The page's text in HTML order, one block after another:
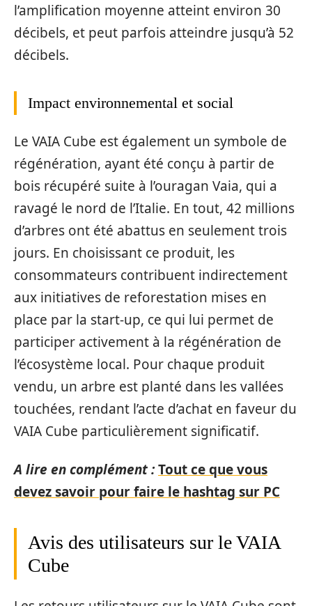
l’amplification moyenne atteint environ 30
décibels, et peut parfois atteindre jusqu’à 52
décibels.
Impact environnemental et social
Le VAIA Cube est également un symbole de
régénération, ayant été conçu à partir de
bois récupéré suite à l’ouragan Vaia, qui a
ravagé le nord de l’Italie. En tout, 42 millions
d’arbres ont été abattus en seulement trois
jours. En choisissant ce produit, les
consommateurs contribuent indirectement
aux initiatives de reforestation mises en
place par la start-up, ce qui lui permet de
participer activement à la régénération de
l’écosystème local. Pour chaque produit
vendu, un arbre est planté dans les vallées
touchées, rendant l’acte d’achat en faveur du
VAIA Cube particulièrement significatif.
A lire en complément :Tout ce que vous
devez savoir pour faire le hashtag sur PC
Avis des utilisateurs sur le VAIA
Cube